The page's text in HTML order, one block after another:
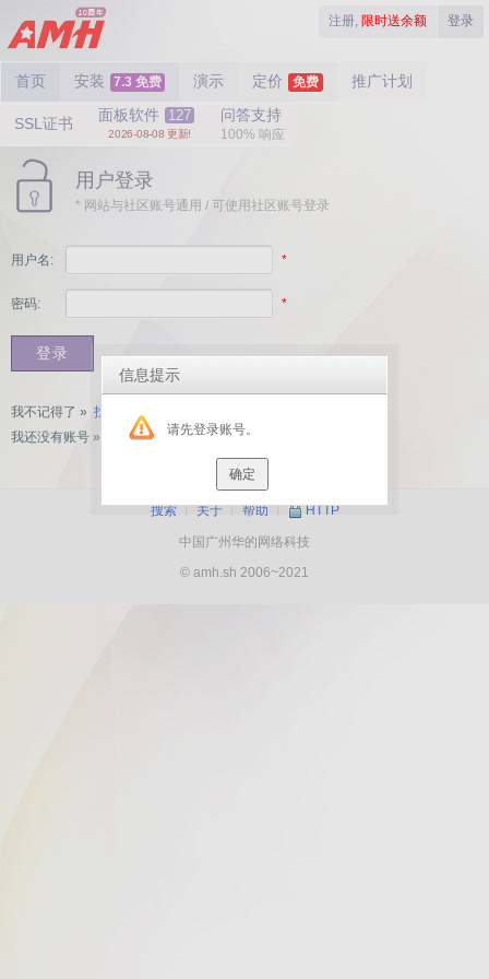
注册, 限时送余额 登录
首页 安装 7.3 免费 演示 定价 免费 推广计划
SSL证书 面板软件 127
2026-08-08 更新!
问答支持
100% 响应
用户登录
* 网站与社区账号通用 / 可使用社区账号登录
用户名: *
密码: *
我不记得了 » 找回账号与密码
我还没有账号 »
快速注册
搜索┊ 关于┊ 帮助 ┊ HTTP
中国广州华的网络科技
© amh.sh 2006~2021
信息提示
请先登录账号。